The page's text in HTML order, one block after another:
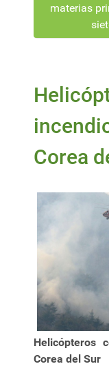
materias
Corea
Helicópteros
Corea del Sur